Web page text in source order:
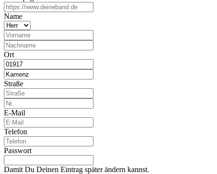
Name
Ort
Straße
E-Mail
Telefon
Passwort
Damit Du Deinen Eintrag später ändern kannst.